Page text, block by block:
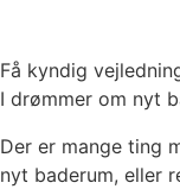
Få kyndig
I drømmer om nyt
Der er mange ting
nyt baderum, eller